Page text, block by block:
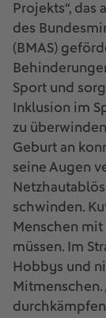
Projekts“,
des
(BMAS)
Sport und
Inklusion im
zu
Geburt an
seine Augen
schwinden.
Menschen mit
müssen. Im
Hobbys und
Mitmenschen.
durchkämpfen